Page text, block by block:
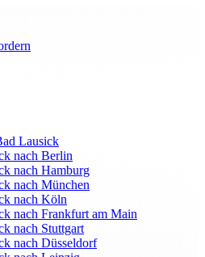
Lausick
nach Berlin
nach Hamburg
nach München
nach Köln
nach Frankfurt am Main
nach Stuttgart
nach Düsseldorf